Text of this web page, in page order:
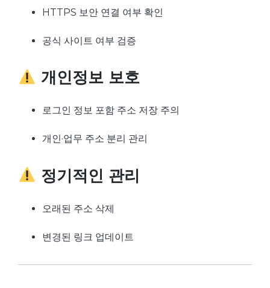
HTTPS 보안 연결 여부 확인
공식 사이트 여부 검증
개인정보 보호
로그인 정보 포함 주소 저장 주의
개인·업무 주소 분리 관리
정기적인 관리
오래된 주소 삭제
변경된 링크 업데이트